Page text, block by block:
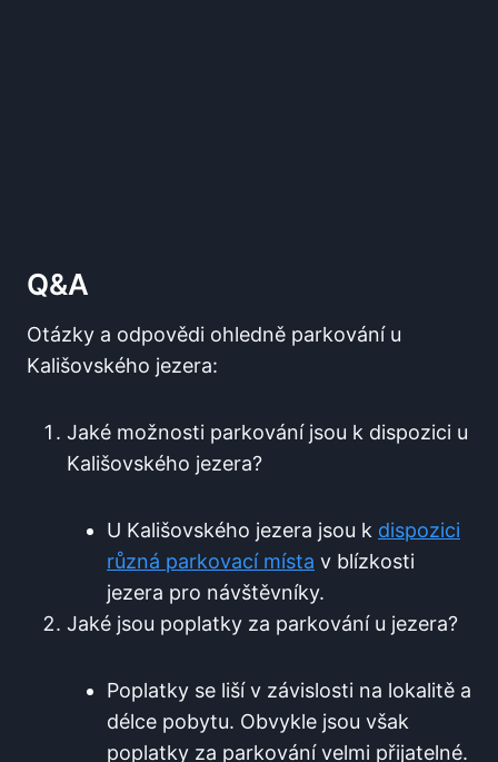
Q&A
Otázky a odpovědi ohledně parkování u
Kališovského jezera:
Jaké možnosti parkování jsou k dispozici ​u
Kališovského jezera?
U ⁢Kališovského jezera jsou k dispozici
různá parkovací místa v blízkosti
jezera pro návštěvníky.
Jaké jsou poplatky ⁢za parkování u jezera?
Poplatky⁣ se liší v závislosti na lokalitě a
délce pobytu. Obvykle jsou⁢ však
poplatky za parkování velmi přijatelné.